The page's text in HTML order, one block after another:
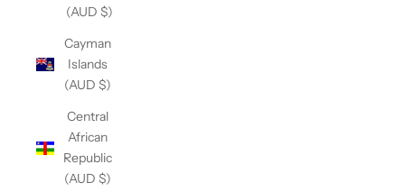
(AUD $)
Cayman
Islands
(AUD $)
Central
African
Republic
(AUD $)